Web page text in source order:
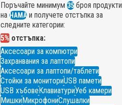
Поръчайте минимум 35броя продукти
на HAMAи получете отстъпка за
следните категории:
5% отстъпка:
Аксесоари за компютри
Захранвания за лаптопи
Аксесоари за лаптопи/таблети
Стойки за мониториUSB памети
USB хъбовеКлавиатуриУеб камери
МишкиМикрофониСлушалки